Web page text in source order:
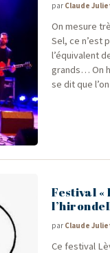
par Claude
On mesure
Sel, ce n’est
l’équivalent
grands… On
se dit que
Festival «
par Claude
Ce fes­ti­val